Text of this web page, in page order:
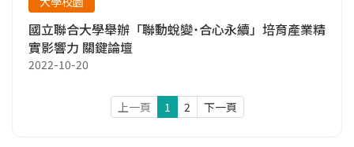
國立聯合大學舉辦「聯動蛻變˙合心永續」培育產業精
實影響力 關鍵論壇
2022-10-20
上一頁 1 2 下一頁